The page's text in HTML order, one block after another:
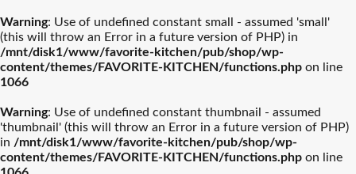
Warning: Use of undefined constant small - assumed 'small'
(this will throw an Error in a future version of PHP) in
/mnt/disk1/www/favorite-kitchen/pub/shop/wp-
content/themes/FAVORITE-KITCHEN/functions.php on line
1066
Warning: Use of undefined constant thumbnail - assumed
'thumbnail' (this will throw an Error in a future version of PHP)
in /mnt/disk1/www/favorite-kitchen/pub/shop/wp-
content/themes/FAVORITE-KITCHEN/functions.php on line